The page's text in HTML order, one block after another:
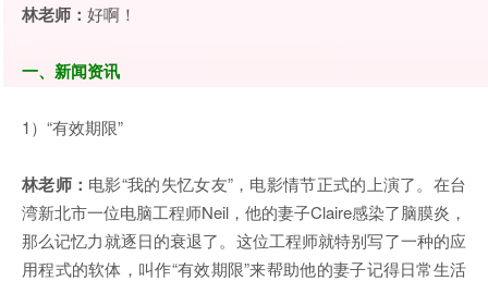
林老师： 好啊！
一、新闻资讯
1）“有效期限”
林老师： 电影“我的失忆女友”，电影情节正式的上演了。在台
湾新北市一位电脑工程师Neil，他的妻子Claire感染了脑膜炎，
那么记忆力就逐日的衰退了。这位工程师就特别写了一种的应
用程式的软体，叫作“有效期限”来帮助他的妻子记得日常生活